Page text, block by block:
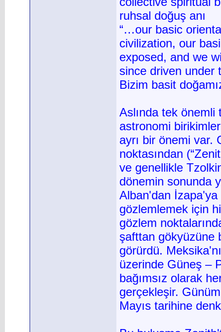
ruhsal doğuş anı
“…our basic
civilization, our
exposed, and we
since driven under
Bizim basit
Aslında tek önemli
astronomi
ayrı bir önemi var.
noktasından
ve genellikle
dönemin sonunda
Alban'dan İzapa'ya
gözlemlemek için
gözlem
şafttan gökyüzüne
görürdü.
üzerinde Güneş –
bağımsız olarak
gerçekleşir.
Mayıs tarihine